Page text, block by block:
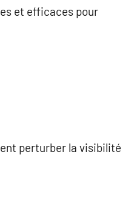
et efficaces pour
perturber la visibilité